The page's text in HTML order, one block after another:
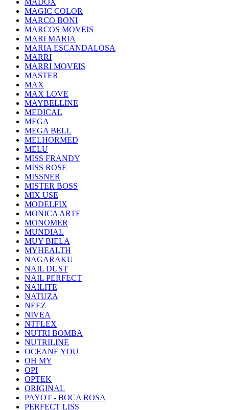
MAGIC COLOR
MARCO BONI
MARCOS MOVEIS
MARI MARIA
MARIA ESCANDALOSA
MARRI
MARRI MOVEIS
MASTER
MAX
MAX LOVE
MAYBELLINE
MEDICAL
MEGA
MEGA BELL
MELHORMED
MELU
MISS FRANDY
MISS ROSE
MISSNER
MISTER BOSS
MIX USE
MODELFIX
MONICA ARTE
MONOMER
MUNDIAL
MUY BIELA
MYHEALTH
NAGARAKU
NAIL DUST
NAIL PERFECT
NAILITE
NATUZA
NEEZ
NIVEA
NTFLEX
NUTRI BOMBA
NUTRILINE
OCEANE YOU
OH MY
OPI
OPTEK
ORIGINAL
PAYOT - BOCA ROSA
PERFECT LISS